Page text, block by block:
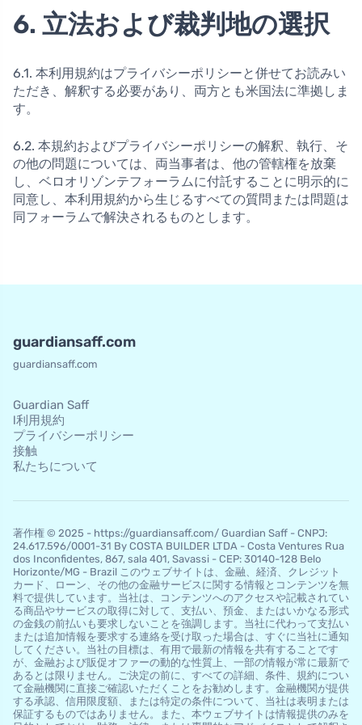
6. 立法および裁判地の選択
6.1. 本利用規約はプライバシーポリシーと併せてお読みい
ただき、解釈する必要があり、両方とも米国法に準拠しま
す。
6.2. 本規約およびプライバシーポリシーの解釈、執行、そ
の他の問題については、両当事者は、他の管轄権を放棄
し、ベロオリゾンテフォーラムに付託することに明示的に
同意し、本利用規約から生じるすべての質問または問題は
同フォーラムで解決されるものとします。
guardiansaff.com
guardiansaff.com
Guardian Saff
l利用規約
プライバシーポリシー
接触
私たちについて
著作権 © 2025 - https://guardiansaff.com/ Guardian Saff - CNPJ:
24.617.596/0001-31 By COSTA BUILDER LTDA - Costa Ventures Rua
dos Inconfidentes, 867, sala 401, Savassi - CEP: 30140-128 Belo
Horizo​​nte/MG - Brazil このウェブサイトは、金融、経済、クレジット
カード、ローン、その他の金融サービスに関する情報とコンテンツを無
料で提供しています。当社は、コンテンツへのアクセスや記載されてい
る商品やサービスの取得に対して、支払い、預金、またはいかなる形式
の金銭の前払いも要求しないことを強調します。当社に代わって支払い
または追加情報を要求する連絡を受け取った場合は、すぐに当社に通知
してください。当社の目標は、有用で最新の情報を共有することです
が、金融および販促オファーの動的な性質上、一部の情報が常に最新で
あるとは限りません。ご決定の前に、すべての詳細、条件、規約につい
て金融機関に直接ご確認いただくことをお勧めします。金融機関が提供
する承認、信用限度額、または特定の条件について、当社は表明または
保証するものではありません。また、本ウェブサイトは情報提供のみを